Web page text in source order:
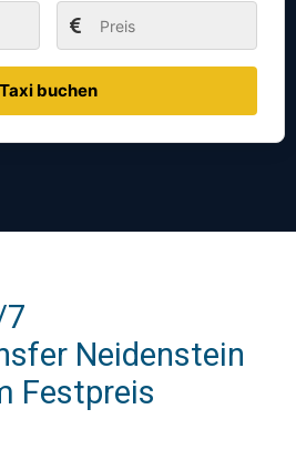
Taxi buchen
Neidenstein
Festpreis